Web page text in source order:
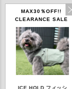
MAX30％OFF!!
CLEARANCE SALE